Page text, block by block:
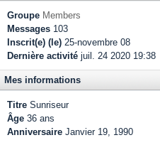
Groupe Members
Messages 103
Inscrit(e) (le) 25-novembre 08
Dernière activité juil. 24 2020 19:38
Mes informations
Titre Sunriseur
Âge 36 ans
Anniversaire Janvier 19, 1990